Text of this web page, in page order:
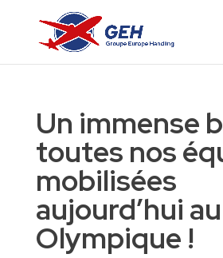
Un immense
toutes nos
mobilisées
aujourd’hui
Olympique !